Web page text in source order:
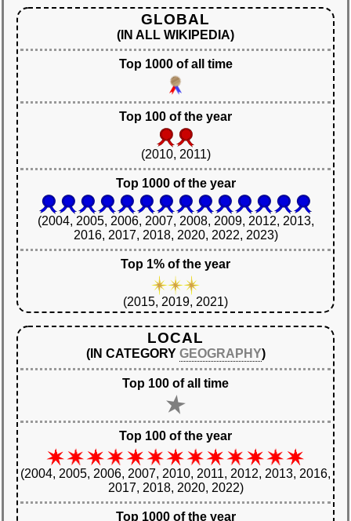
GLOBAL
(IN ALL WIKIPEDIA)
Top 1000 of all time
Top 100 of the year
(2010, 2011)
Top 1000 of the year
(2004, 2005, 2006, 2007, 2008, 2009, 2012, 2013,
2016, 2017, 2018, 2020, 2022, 2023)
Top 1% of the year
(2015, 2019, 2021)
LOCAL
(IN CATEGORY GEOGRAPHY)
Top 100 of all time
Top 100 of the year
(2004, 2005, 2006, 2007, 2010, 2011, 2012, 2013, 2016,
2017, 2018, 2020, 2022)
Top 1000 of the year